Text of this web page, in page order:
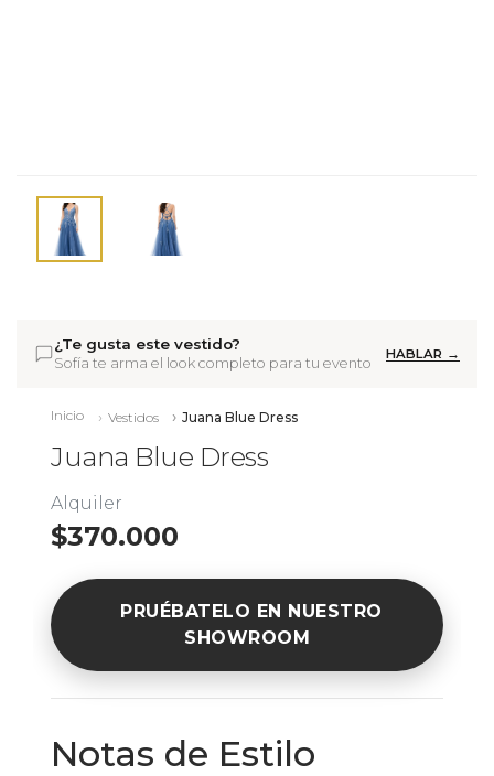
¿Te gusta este vestido?
Sofía te arma el look completo para tu evento
HABLAR →
Inicio Vestidos Juana Blue Dress
Juana Blue Dress
Alquiler
$370.000
PRUÉBATELO EN NUESTRO
SHOWROOM
Notas de Estilo